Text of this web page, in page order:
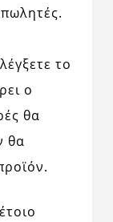
το
ο
θα
θα